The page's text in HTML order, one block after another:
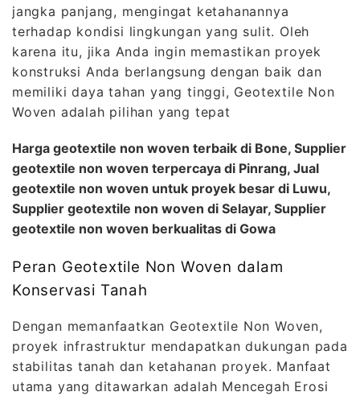
jangka panjang, mengingat ketahanannya
terhadap kondisi lingkungan yang sulit. Oleh
karena itu, jika Anda ingin memastikan proyek
konstruksi Anda berlangsung dengan baik dan
memiliki daya tahan yang tinggi, Geotextile Non
Woven adalah pilihan yang tepat
Harga geotextile non woven terbaik di Bone, Supplier
geotextile non woven terpercaya di Pinrang, Jual
geotextile non woven untuk proyek besar di Luwu,
Supplier geotextile non woven di Selayar, Supplier
geotextile non woven berkualitas di Gowa
Peran Geotextile Non Woven dalam
Konservasi Tanah
Dengan memanfaatkan Geotextile Non Woven,
proyek infrastruktur mendapatkan dukungan pada
stabilitas tanah dan ketahanan proyek. Manfaat
utama yang ditawarkan adalah Mencegah Erosi